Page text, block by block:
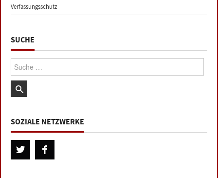
Verfassungsschutz
SUCHE
Suche:
SOZIALE NETZWERKE